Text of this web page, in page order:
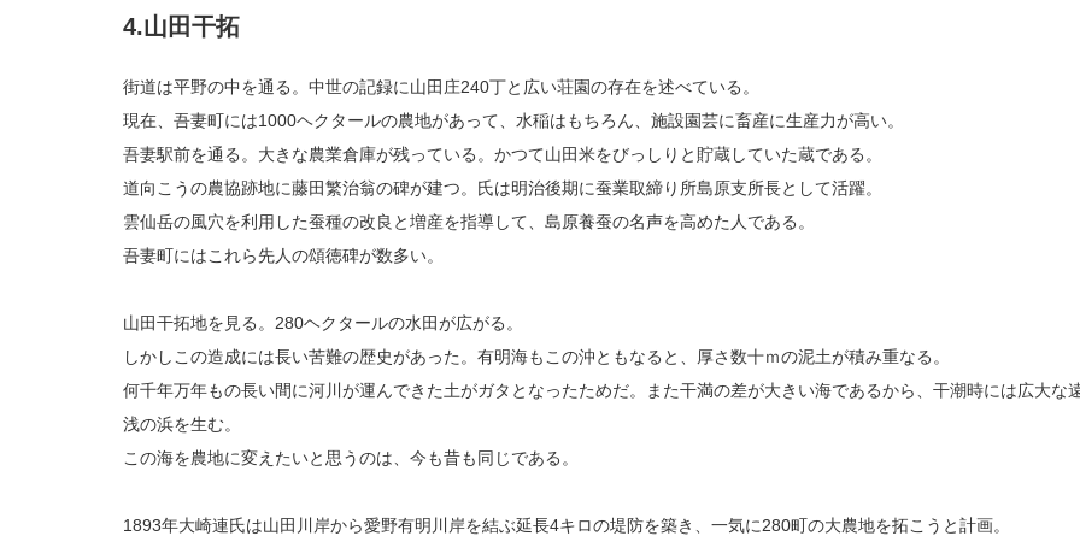
4.山田干拓
街道は平野の中を通る。中世の記録に山田庄240丁と広い荘園の存在を述べている。
現在、吾妻町には1000ヘクタールの農地があって、水稲はもちろん、施設園芸に畜産に生産力が高い。
吾妻駅前を通る。大きな農業倉庫が残っている。かつて山田米をびっしりと貯蔵していた蔵である。
道向こうの農協跡地に藤田繁治翁の碑が建つ。氏は明治後期に蚕業取締り所島原支所長として活躍。
雲仙岳の風穴を利用した蚕種の改良と増産を指導して、島原養蚕の名声を高めた人である。
吾妻町にはこれら先人の頌徳碑が数多い。
山田干拓地を見る。280ヘクタールの水田が広がる。
しかしこの造成には長い苦難の歴史があった。有明海もこの沖ともなると、厚さ数十ｍの泥土が積み重なる。
何千年万年もの長い間に河川が運んできた土がガタとなったためだ。また干満の差が大きい海であるから、干潮時には広大な
浅の浜を生む。
この海を農地に変えたいと思うのは、今も昔も同じである。
1893年大崎連氏は山田川岸から愛野有明川岸を結ぶ延長4キロの堤防を築き、一気に280町の大農地を拓こうと計画。